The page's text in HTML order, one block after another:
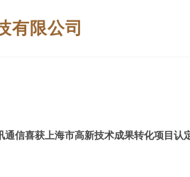
有限公司
通信喜获上海市高新技术成果转化项目认